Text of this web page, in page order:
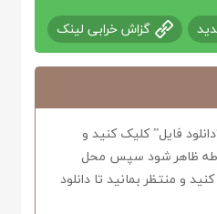
گزاش خرابی لینک
کلیک کنید و
شود سپس محل
بمانید تا دانلود